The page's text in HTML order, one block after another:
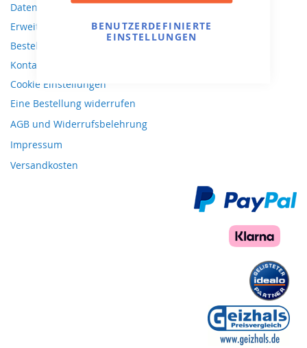
BENUTZERDEFINIERTE
EINSTELLUNGEN
Datenschutz und Cookie-Richtlinien
Erweiterte Suche
Bestellungen und Rücksendungen
Kontaktieren Sie uns
Cookie Einstellungen
Eine Bestellung widerrufen
AGB und Widerrufsbelehrung
Impressum
Versandkosten